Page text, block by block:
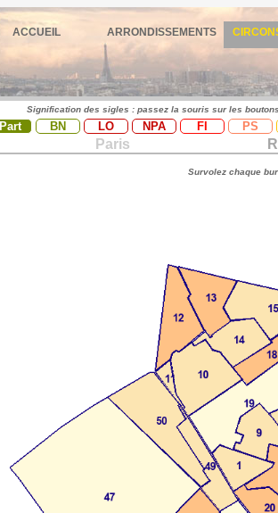
ACCUEIL ARRONDISSEMENTS
Signification des sigles : passez la souris sur les
Part BN LO NPA FI PS
Paris
Survolez chaque